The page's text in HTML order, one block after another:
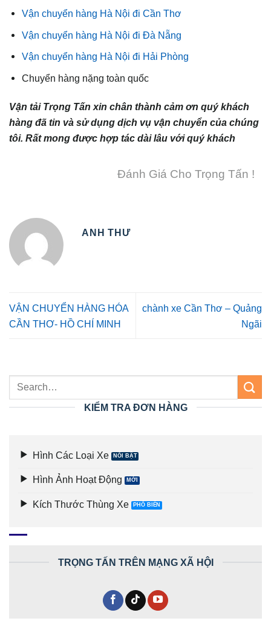
Vận chuyển hàng Hà Nội đi Cần Thơ
Vận chuyển hàng Hà Nội đi Đà Nẵng
Vận chuyển hàng Hà Nội đi Hải Phòng
Chuyển hàng nặng toàn quốc
Vận tải Trọng Tấn xin chân thành cảm ơn quý khách
hàng đã tin và sử dụng dịch vụ vận chuyển của chúng
tôi. Rất mong được hợp tác dài lâu với quý khách
Đánh Giá Cho Trọng Tấn !
ANH THƯ
VẬN CHUYỂN HÀNG HÓA
CẦN THƠ- HỒ CHÍ MINH
chành xe Cần Thơ – Quảng
Ngãi
KIỂM TRA ĐƠN HÀNG
Hình Các Loại Xe
Hình Ảnh Hoạt Động
Kích Thước Thùng Xe
TRỌNG TẤN TRÊN MẠNG XÃ HỘI